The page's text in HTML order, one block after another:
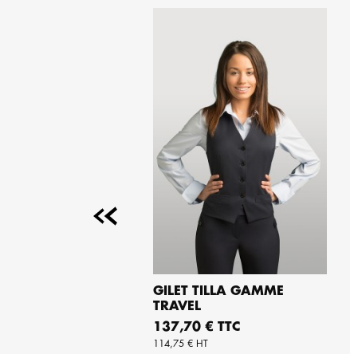
AJOUTER AU PANIER
GILET TILLA GAMME
TRAVEL
Prix
137,70 € TTC
114,75 € HT